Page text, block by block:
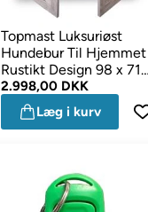
Topmast Luksuriøst
Hundebur Til Hjemmet
Rustikt Design 98 x 71
x 79 cm
2.998,00 DKK
Læg i kurv